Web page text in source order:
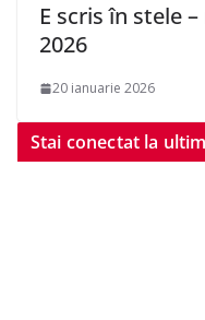
E scris în stele
2026
20 ianuarie 2026
Stai conectat la